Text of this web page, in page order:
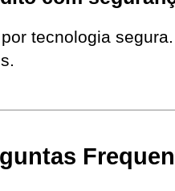
tecnologia